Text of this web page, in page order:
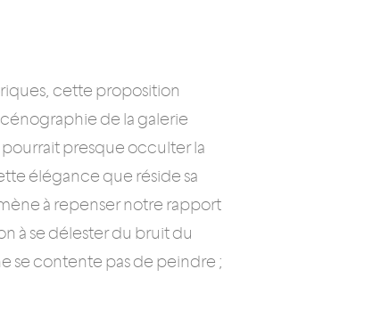
cette proposition
de la galerie
presque occulter la
élégance que réside sa
à repenser notre rapport
à se délester du bruit du
se contente pas de peindre ;